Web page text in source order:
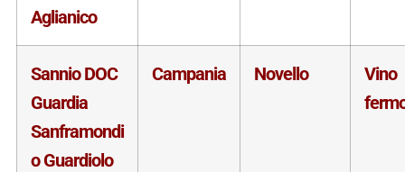
Aglianico
Sannio DOC
Guardia
Sanframondi
o Guardiolo
Campania Novello
Vino